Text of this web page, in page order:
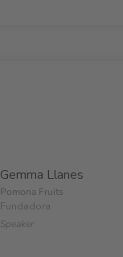
Gemma Llanes
Pomona Fruits
Fundadora
Speaker